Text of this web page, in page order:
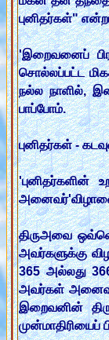
புனிதர்கள்"
'இறைவனைப்
சொல்லப்பட்ட
நல்ல நாளில்,
பாப்போம்.
புனிதர்கள் -
'புனிதர்களின்
திருஅவை
அவர்களுக்கு
365 அல்லது
அவர்கள்
இறைவனின்
முன்மாதிரியைப்